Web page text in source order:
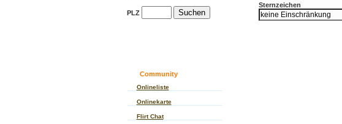
PLZ
Community
Onlineliste
Onlinekarte
Flirt Chat
Sternzeichen